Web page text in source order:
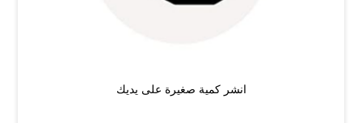
انشر كمية صغيرة على يديك